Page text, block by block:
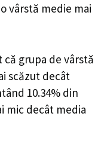
vârstă medie mai
grupa de vârstă
scăzut decât
10.34% din
mic decât media